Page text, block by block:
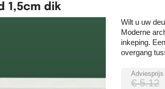
1,5cm dik
Wilt u uw
Moderne
inkeping.
overgang
Adviesprijs
€ 5.12